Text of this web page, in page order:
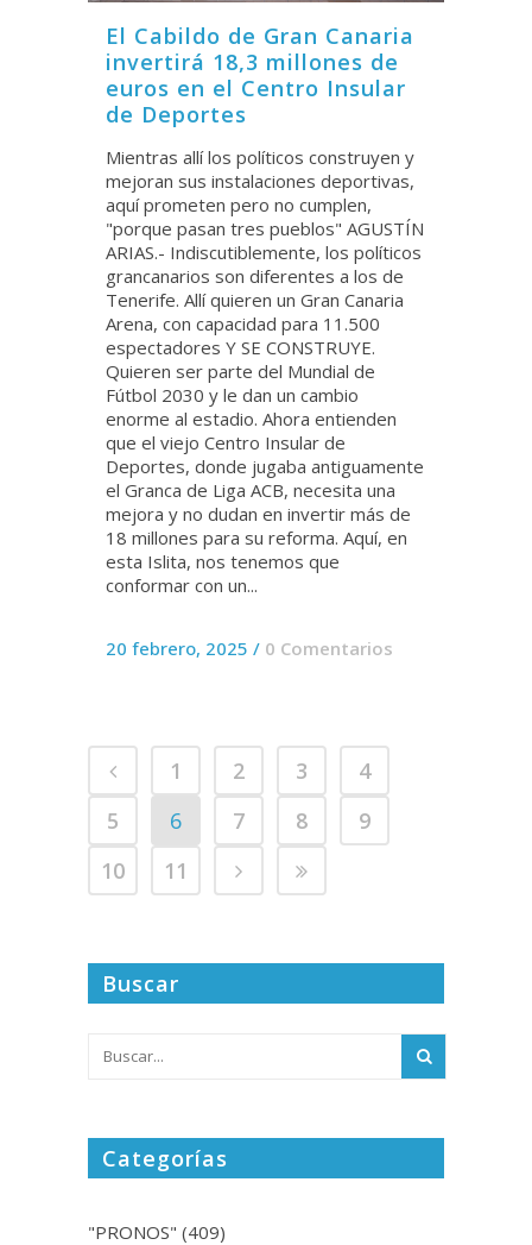
El Cabildo de Gran Canaria
invertirá 18,3 millones de
euros en el Centro Insular
de Deportes
Mientras allí los políticos construyen y
mejoran sus instalaciones deportivas,
aquí prometen pero no cumplen,
"porque pasan tres pueblos" AGUSTÍN
ARIAS.- Indiscutiblemente, los políticos
grancanarios son diferentes a los de
Tenerife. Allí quieren un Gran Canaria
Arena, con capacidad para 11.500
espectadores Y SE CONSTRUYE.
Quieren ser parte del Mundial de
Fútbol 2030 y le dan un cambio
enorme al estadio. Ahora entienden
que el viejo Centro Insular de
Deportes, donde jugaba antiguamente
el Granca de Liga ACB, necesita una
mejora y no dudan en invertir más de
18 millones para su reforma. Aquí, en
esta Islita, nos tenemos que
conformar con un...
20 febrero, 2025 / 0 Comentarios
1 2 3
4
5
6 7 8
9
10
11
Buscar
Categorías
"PRONOS" (409)